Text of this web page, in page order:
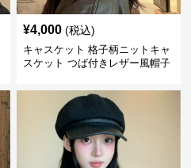
¥4,000 (税込)
キャスケット 格子柄ニットキャ
スケット つば付きレザー風帽子